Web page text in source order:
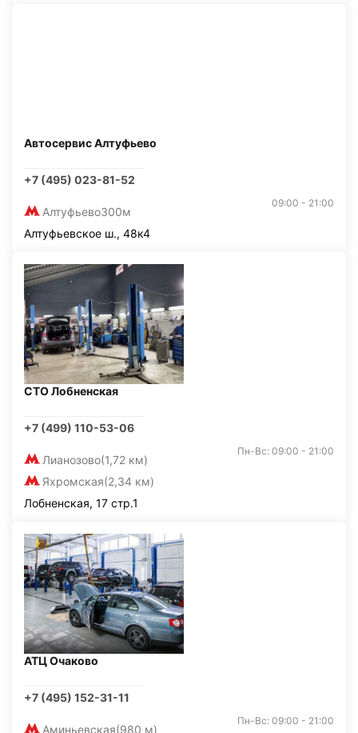
Автосервис Алтуфьево
+7 (495) 023-81-52
Алтуфьево300м
09:00 - 21:00
Алтуфьевское ш., 48к4
СТО Лобненская
+7 (499) 110-53-06
Лианозово(1,72 км)
Яхромская(2,34 км)
Пн-Вс: 09:00 - 21:00
Лобненская, 17 стр.1
АТЦ Очаково
+7 (495) 152-31-11
Аминьевская(980 м)
Пн-Вс: 09:00 - 21:00